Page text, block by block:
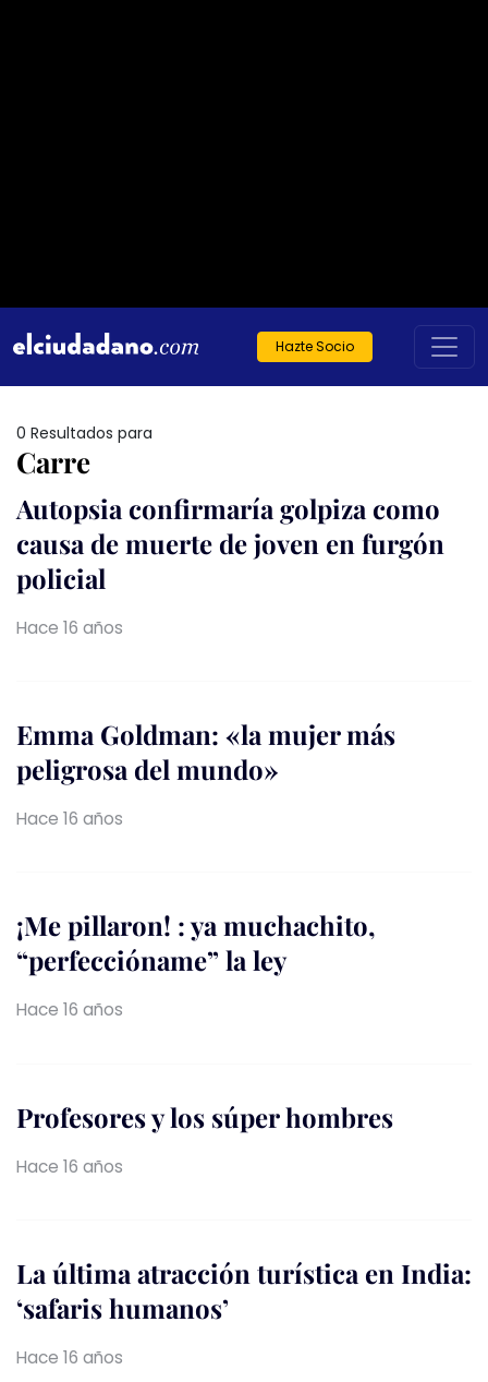
Hazte Socio
0 Resultados para
Carre
Autopsia confirmaría golpiza como
causa de muerte de joven en furgón
policial
Hace 16 años
Emma Goldman: «la mujer más
peligrosa del mundo»
Hace 16 años
¡Me pillaron! : ya muchachito,
“perfeccióname” la ley
Hace 16 años
Profesores y los súper hombres
Hace 16 años
La última atracción turística en India:
‘safaris humanos’
Hace 16 años